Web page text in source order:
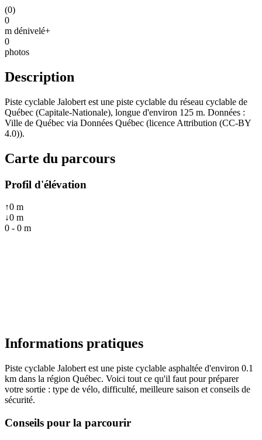
(0)
0
m dénivelé+
0
photos
Description
Piste cyclable Jalobert est une piste cyclable du réseau cyclable de
Québec (Capitale-Nationale), longue d'environ 125 m. Données :
Ville de Québec via Données Québec (licence Attribution (CC-BY
4.0)).
Carte du parcours
Profil d'élévation
↑0 m
↓0 m
0 - 0 m
Informations pratiques
Piste cyclable Jalobert est une piste cyclable asphaltée d'environ 0.1
km dans la région Québec. Voici tout ce qu'il faut pour préparer
votre sortie : type de vélo, difficulté, meilleure saison et conseils de
sécurité.
Conseils pour la parcourir